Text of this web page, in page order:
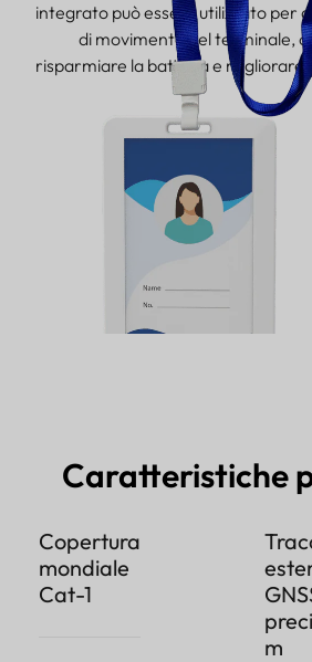
integrato può essere utilizzato per
di movimento del terminale,
risparmiare la batteria e migliorare
Caratteristiche
Copertura
mondiale
Cat-1
m